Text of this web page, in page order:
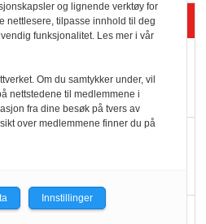
i praksis
videre
og lignende verktøy for
nettlesere, tilpasse innhold til deg
funksjonalitet. Les mer i vår
Om du samtykker under, vil
nettstedene til medlemmene i
fra dine besøk på tvers av
over medlemmene finner du på
Innstillinger